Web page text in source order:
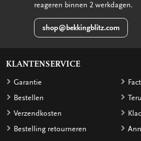
reageren binnen 2 werkdagen.
shop@bekkingblitz.com
KLANTENSERVICE
Garantie
Bestellen
Verzendkosten
Bestelling retourneren